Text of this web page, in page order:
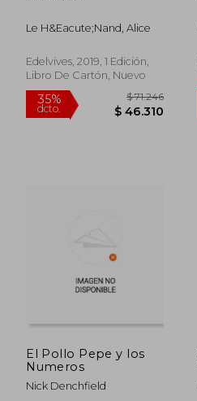
45%
dcto.
$ 132.354
$ 72.795
Le H&Eacute;Nand, Alice
Edelvives, 2019, 1 Edición,
Libro De Cartón, Nuevo
El Pollo Pepe y los
Numeros
Nick Denchfield